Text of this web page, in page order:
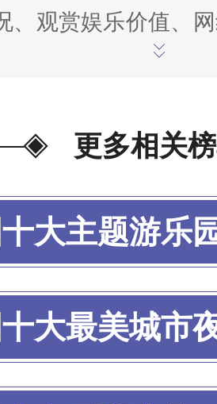
、观赏娱乐价值、
人数、网络十大排
至2025年7月24日
更多相关
大主题游乐
大最美城市